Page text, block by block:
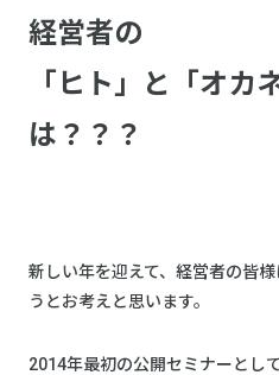
経営者の
「ヒト」と「オカ
は？？？
新しい年を迎えて、経営者の皆
うとお考えと思います。
2014年最初の公開セミナーとし